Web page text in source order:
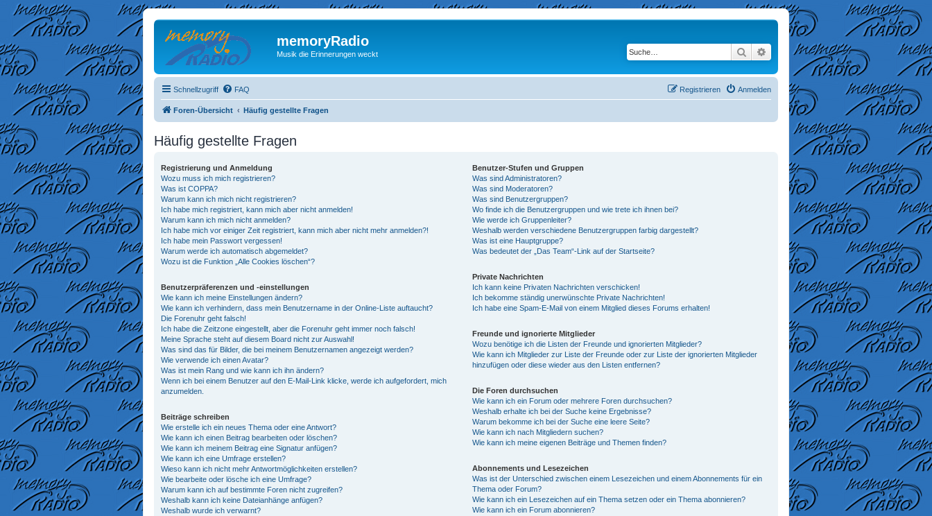
memoryRadio
Musik die Erinnerungen weckt Suche Erweiterte Suche
Schnellzugriff FAQ Anmelden
Registrieren
Foren-Übersicht Häufig gestellte Fragen
Häufig gestellte Fragen
Registrierung und Anmeldung
Wozu muss ich mich registrieren?
Was ist COPPA?
Warum kann ich mich nicht registrieren?
Ich habe mich registriert, kann mich aber nicht anmelden!
Warum kann ich mich nicht anmelden?
Ich habe mich vor einiger Zeit registriert, kann mich aber nicht mehr anmelden?!
Ich habe mein Passwort vergessen!
Warum werde ich automatisch abgemeldet?
Wozu ist die Funktion „Alle Cookies löschen“?
Benutzerpräferenzen und -einstellungen
Wie kann ich meine Einstellungen ändern?
Wie kann ich verhindern, dass mein Benutzername in der Online-Liste auftaucht?
Die Forenuhr geht falsch!
Ich habe die Zeitzone eingestellt, aber die Forenuhr geht immer noch falsch!
Meine Sprache steht auf diesem Board nicht zur Auswahl!
Was sind das für Bilder, die bei meinem Benutzernamen angezeigt werden?
Wie verwende ich einen Avatar?
Was ist mein Rang und wie kann ich ihn ändern?
Wenn ich bei einem Benutzer auf den E-Mail-Link klicke, werde ich aufgefordert, mich
anzumelden.
Beiträge schreiben
Wie erstelle ich ein neues Thema oder eine Antwort?
Wie kann ich einen Beitrag bearbeiten oder löschen?
Wie kann ich meinem Beitrag eine Signatur anfügen?
Wie kann ich eine Umfrage erstellen?
Wieso kann ich nicht mehr Antwortmöglichkeiten erstellen?
Wie bearbeite oder lösche ich eine Umfrage?
Warum kann ich auf bestimmte Foren nicht zugreifen?
Weshalb kann ich keine Dateianhänge anfügen?
Weshalb wurde ich verwarnt?
Benutzer-Stufen und Gruppen
Was sind Administratoren?
Was sind Moderatoren?
Was sind Benutzergruppen?
Wo finde ich die Benutzergruppen und wie trete ich ihnen bei?
Wie werde ich Gruppenleiter?
Weshalb werden verschiedene Benutzergruppen farbig dargestellt?
Was ist eine Hauptgruppe?
Was bedeutet der „Das Team“-Link auf der Startseite?
Private Nachrichten
Ich kann keine Privaten Nachrichten verschicken!
Ich bekomme ständig unerwünschte Private Nachrichten!
Ich habe eine Spam-E-Mail von einem Mitglied dieses Forums erhalten!
Freunde und ignorierte Mitglieder
Wozu benötige ich die Listen der Freunde und ignorierten Mitglieder?
Wie kann ich Mitglieder zur Liste der Freunde oder zur Liste der ignorierten Mitglieder
hinzufügen oder diese wieder aus den Listen entfernen?
Die Foren durchsuchen
Wie kann ich ein Forum oder mehrere Foren durchsuchen?
Weshalb erhalte ich bei der Suche keine Ergebnisse?
Warum bekomme ich bei der Suche eine leere Seite?
Wie kann ich nach Mitgliedern suchen?
Wie kann ich meine eigenen Beiträge und Themen finden?
Abonnements und Lesezeichen
Was ist der Unterschied zwischen einem Lesezeichen und einem Abonnements für ein
Thema oder Forum?
Wie kann ich ein Lesezeichen auf ein Thema setzen oder ein Thema abonnieren?
Wie kann ich ein Forum abonnieren?